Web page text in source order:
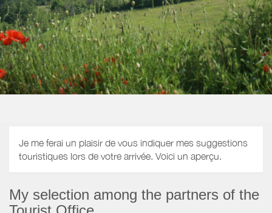
Je me ferai un plaisir de vous indiquer mes suggestions
touristiques lors de votre arrivée. Voici un aperçu.
My selection among the partners of the